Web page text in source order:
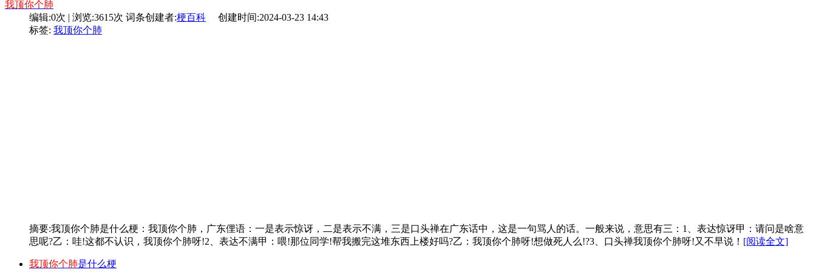
我顶你个肺
编辑:0次 | 浏览:3615次 词条创建者:梗百科 创建时间:2024-03-23 14:43
标签: 我顶你个肺
摘要:我顶你个肺是什么梗：我顶你个肺，广东俚语：一是表示惊讶，二是表示不满，三是口头禅在广东话中，这是一句骂人的话。一般来说，意思有三：1、表达惊讶甲：请问是啥意
思呢?乙：哇!这都不认识，我顶你个肺呀!2、表达不满甲：喂!那位同学!帮我搬完这堆东西上楼好吗?乙：我顶你个肺呀!想做死人么!?3、口头禅我顶你个肺呀!又不早说！ [阅读全文]
我顶你个肺是什么梗